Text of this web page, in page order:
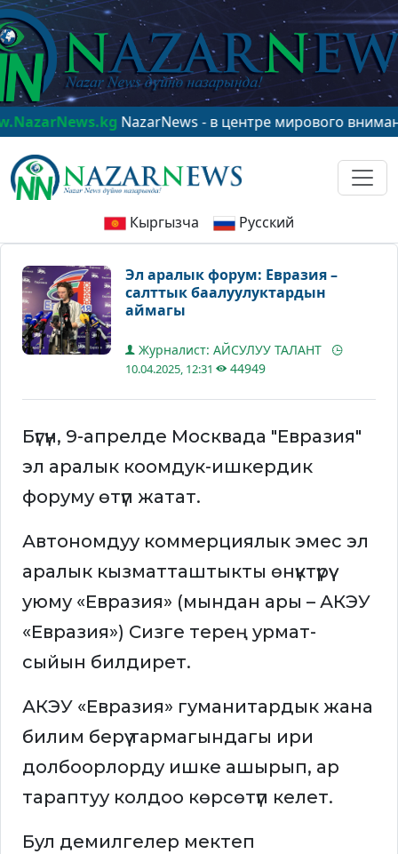
NazarNews - в центре мирового внимания!
Кыргызча Русский
Эл аралык форум: Евразия –
салттык баалуулуктардын
аймагы
Журналист: АЙСУЛУУ ТАЛАНТ
10.04.2025, 12:31 44949
Бүгүн, 9-апрелде Москвада "Евразия"
эл аралык коомдук-ишкердик
форуму өтүп жатат.
Автономдуу коммерциялык эмес эл
аралык кызматташтыкты өнүктүрүү
уюму «Евразия» (мындан ары – АКЭУ
«Евразия») Сизге терең урмат-
сыйын билдирет.
АКЭУ «Евразия» гуманитардык жана
билим берүү тармагындагы ири
долбоорлорду ишке ашырып, ар
тараптуу колдоо көрсөтүп келет.
Бул демилгелер мектеп